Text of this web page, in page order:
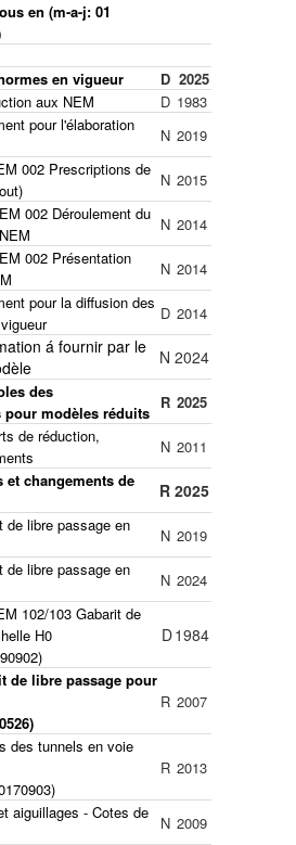
en (m-a-j: 01
en vigueur D 2025
aux NEM
D 1983
pour l'élaboration
N 2019
002 Prescriptions de
N 2015
002 Déroulement du
N 2014
002 Présentation
N 2014
pour la diffusion des
D 2014
á fournir par le
N 2024
des
pour modèles réduits
R 2025
de réduction,
N 2011
et changements de
R 2025
de libre passage en
N 2019
de libre passage en
N 2024
102/103 Gabarit de
H0
D1984
de libre passage pour
R 2007
des tunnels en voie
R 2013
aiguillages - Cotes de
N 2009